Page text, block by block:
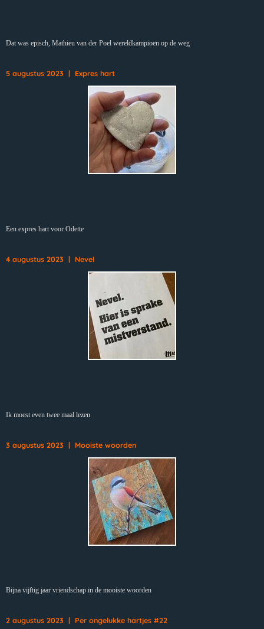
Dat was episch, Mathieu van der Poel wereldkampioen op de weg
5 augustus 2023 | Expres hart
Een expres hart voor Odette
4 augustus 2023 | Nevel
Ik moest even twee maal lezen
3 augustus 2023 | Mooiste woorden
Bijna vijftig jaar vriendschap in de mooiste woorden
2 augustus 2023 | Per ongelukke hartjes #22